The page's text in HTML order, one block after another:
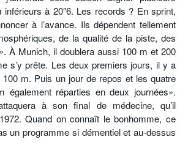
inférieurs à 20″6. Les records ? En sprint,
à l’avance. Ils dépendent tellement
de la qualité de la piste, des
À Munich, il doublera aussi 100 m et 200
s’y prête. Les deux premiers jours, il y a
m. Puis un jour de repos et les quatre
également réparties en deux journées».
à son final de médecine, qu’il
Quand on connaît le bonhomme, ce
un programme si démentiel et au-dessus